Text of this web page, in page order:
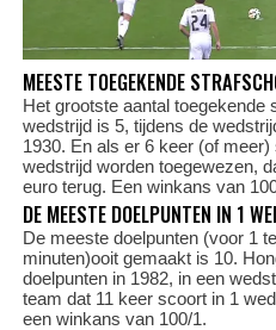
MEESTE TOEGEKENDE
Het grootste aantal toegekende
wedstrijd is 5, tijdens de
1930. En als er 6 keer (of
wedstrijd worden toegewezen,
euro terug. Een winkans van
DE MEESTE DOELPUNTEN IN 1
De meeste doelpunten (voor 1
minuten)ooit gemaakt is 10.
doelpunten in 1982, in een
team dat 11 keer scoort in 1
een winkans van 100/1.